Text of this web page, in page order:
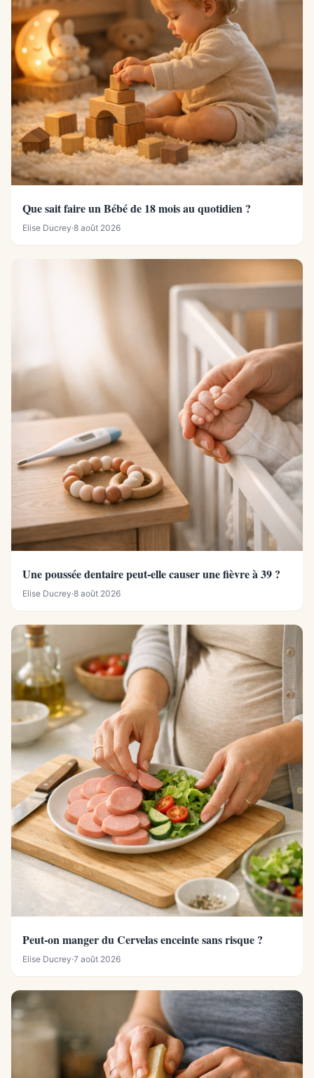
Que sait faire un Bébé de 18 mois au quotidien ?
Elise Ducrey·8 août 2026
Une poussée dentaire peut-elle causer une fièvre à 39 ?
Elise Ducrey·8 août 2026
Peut-on manger du Cervelas enceinte sans risque ?
Elise Ducrey·7 août 2026